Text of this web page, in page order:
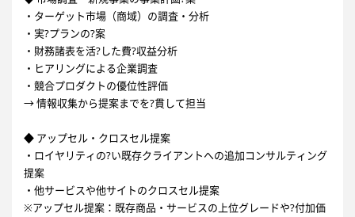
・ターゲット市場（商域）の調査・分析
・実?プランの?案
・財務諸表を活?した費?収益分析
・ヒアリングによる企業調査
・競合プロダクトの優位性評価
→ 情報収集から提案までを?貫して担当
◆ アップセル・クロスセル提案
・ロイヤリティの?い既存クライアントへの追加コンサルティング
提案
・他サービスや他サイトのクロスセル提案
※アップセル提案：既存商品・サービスの上位グレードや?付加価